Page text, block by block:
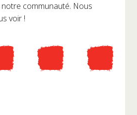
communauté. Nous
voir !